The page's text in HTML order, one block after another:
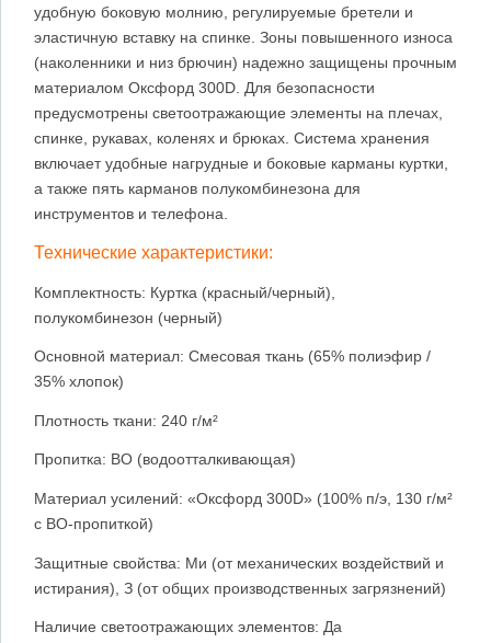
удобную боковую молнию, регулируемые бретели и
эластичную вставку на спинке. Зоны повышенного износа
(наколенники и низ брючин) надежно защищены прочным
материалом Оксфорд 300D. Для безопасности
предусмотрены светоотражающие элементы на плечах,
спинке, рукавах, коленях и брюках. Система хранения
включает удобные нагрудные и боковые карманы куртки,
а также пять карманов полукомбинезона для
инструментов и телефона.
Технические характеристики:
Комплектность: Куртка (красный/черный),
полукомбинезон (черный)
Основной материал: Смесовая ткань (65% полиэфир /
35% хлопок)
Плотность ткани: 240 г/м²
Пропитка: ВО (водоотталкивающая)
Материал усилений: «Оксфорд 300D» (100% п/э, 130 г/м²
с ВО-пропиткой)
Защитные свойства: Ми (от механических воздействий и
истирания), З (от общих производственных загрязнений)
Наличие светоотражающих элементов: Да